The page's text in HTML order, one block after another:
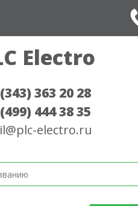
Electro
363 20 28
444 38 35
electro.ru